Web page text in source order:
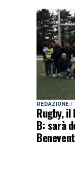
REDAZIONE
Rugby,
B: sarà